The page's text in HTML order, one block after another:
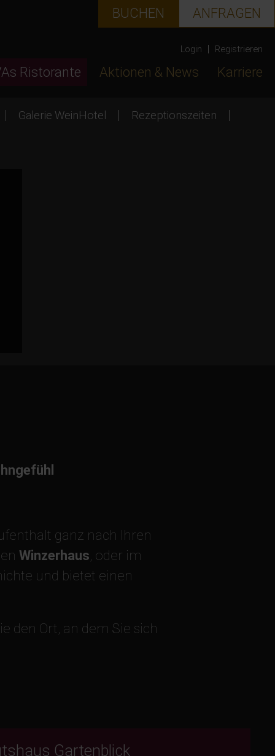
BUCHEN ANFRAGEN
Login Registrieren
Ristorante Aktionen & News Karriere
Galerie WeinHotel
Rezeptionszeiten
ganz nach Ihren
Winzerhaus, oder im
und bietet einen
den Ort, an dem Sie sich
Gartenblick